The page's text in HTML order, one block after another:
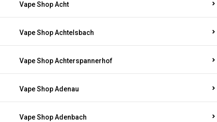
Vape Shop Acht
Vape Shop Achtelsbach
Vape Shop Achterspannerhof
Vape Shop Adenau
Vape Shop Adenbach